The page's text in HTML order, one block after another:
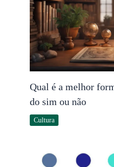
Qual é a melhor
do sim ou não
Cultura